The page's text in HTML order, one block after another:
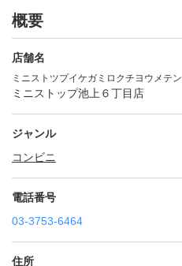
概要
店舗名
ミニストツプイケガミロクチヨウメテン
ミニストップ池上６丁目店
ジャンル
コンビニ
電話番号
03-3753-6464
住所